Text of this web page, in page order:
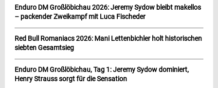
Enduro DM Großlöbichau 2026: Jeremy Sydow bleibt makellos
– packender Zweikampf mit Luca Fischeder
Red Bull Romaniacs 2026: Mani Lettenbichler holt historischen
siebten Gesamtsieg
Enduro DM Großlöbichau, Tag 1: Jeremy Sydow dominiert,
Henry Strauss sorgt für die Sensation